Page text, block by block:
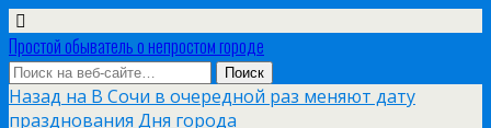
Простой обыватель о непростом городе
Назад на В Сочи в очередной раз меняют дату
празднования Дня города